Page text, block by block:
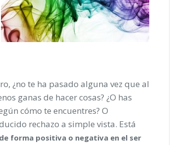
¿no te ha pasado alguna vez que al
ganas de hacer cosas? ¿O has
cómo te encuentres? O
rechazo a simple vista. Está
forma positiva o negativa en el ser